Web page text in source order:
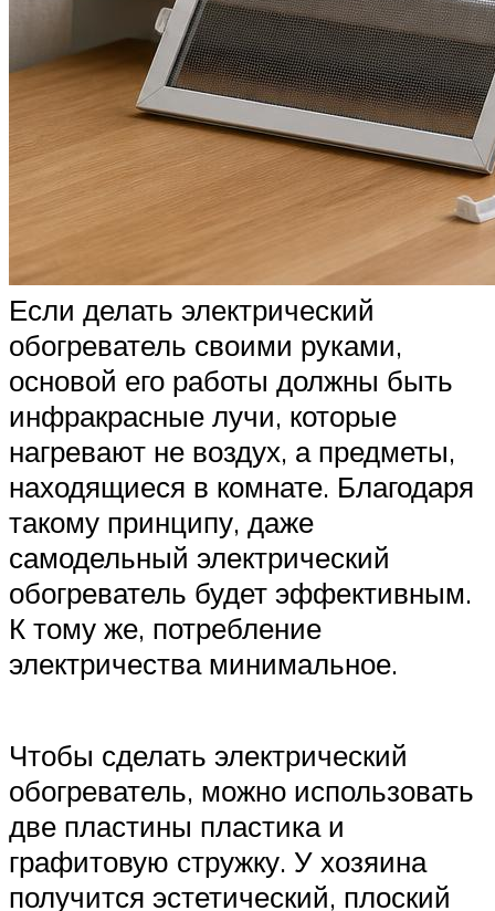
Если делать электрический
обогреватель своими руками,
основой его работы должны быть
инфракрасные лучи, которые
нагревают не воздух, а предметы,
находящиеся в комнате. Благодаря
такому принципу, даже
самодельный электрический
обогреватель будет эффективным.
К тому же, потребление
электричества минимальное.
Чтобы сделать электрический
обогреватель, можно использовать
две пластины пластика и
графитовую стружку. У хозяина
получится эстетический, плоский